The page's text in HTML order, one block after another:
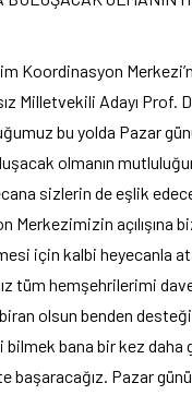
Koordinasyon
Milletvekili Adayı Prof.
bu yolda Pazar
olmanın
sizlerin de eşlik
Merkezimizin açılışına
için kalbi heyecanla
tüm hemşehrilerimi
biran olsun benden
bana bir kez daha
başaracağız. Pazar günü